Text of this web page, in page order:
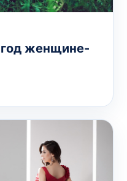
женщине-